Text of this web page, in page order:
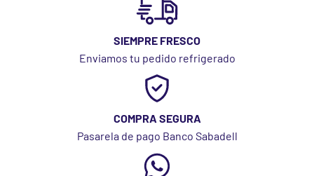
SIEMPRE FRESCO
Enviamos tu pedido refrigerado
COMPRA SEGURA
Pasarela de pago Banco Sabadell